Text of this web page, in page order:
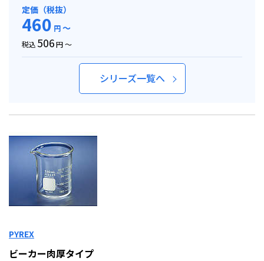
定価（税抜）
460 円～
税込 506円 ～
シリーズ一覧へ
PYREX
ビーカー肉厚タイプ